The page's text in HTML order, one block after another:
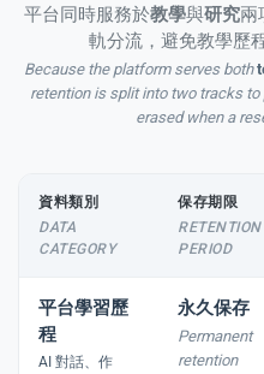
平台同時服務於教學與研究兩
軌分流，避免教學歷
Because the platform serves both
retention is split into two tracks
erased when a
資料類別
DATA
CATEGORY
保存期限
RETENTION
PERIOD
平台學習歷
程
AI 對話、作
永久保存
Permanent
retention